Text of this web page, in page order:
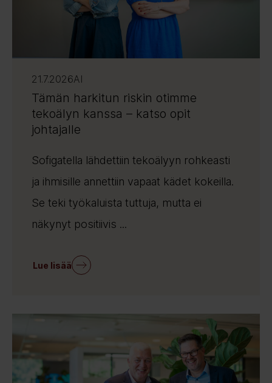
21.7.2026AI
Tämän harkitun riskin otimme
tekoälyn kanssa – katso opit
johtajalle
Sofigatella lähdettiin tekoälyyn rohkeasti
ja ihmisille annettiin vapaat kädet kokeilla.
Se teki työkaluista tuttuja, mutta ei
näkynyt positiivis ...
Lue lisää